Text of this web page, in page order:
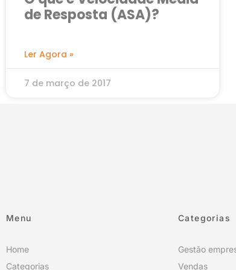
de Resposta (ASA)?
Ler Agora »
7 de março de 2017
Menu
Home
Categorias
Categorias
Gestão
Vendas